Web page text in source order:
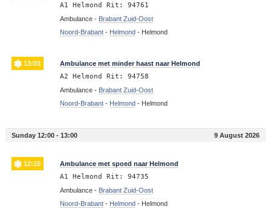
A1 Helmond Rit: 94761
Ambulance - Brabant Zuid-Oost
Noord-Brabant- Helmond- Helmond
13:03 Ambulance met minder haast naar Helmond
A2 Helmond Rit: 94758
Ambulance - Brabant Zuid-Oost
Noord-Brabant- Helmond- Helmond
Sunday 12:00 - 13:00 9 August 2026
12:15 Ambulance met spoed naar Helmond
A1 Helmond Rit: 94735
Ambulance - Brabant Zuid-Oost
Noord-Brabant- Helmond- Helmond